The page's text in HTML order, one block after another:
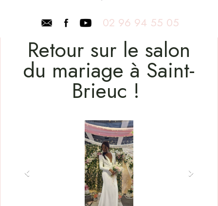
02 96 94 55 05
Retour sur le salon
du mariage à Saint-
Brieuc !